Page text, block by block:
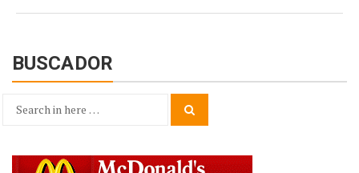
BUSCADOR
Search